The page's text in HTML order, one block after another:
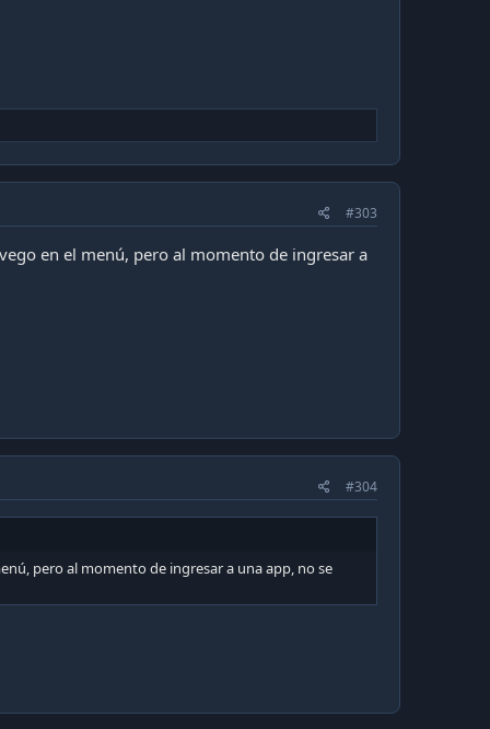
#303
en el menú, pero al momento de ingresar a
#304
pero al momento de ingresar a una app, no se